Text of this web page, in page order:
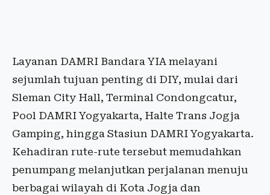
Layanan DAMRI Bandara YIA melayani
sejumlah tujuan penting di DIY, mulai dari
Sleman City Hall, Terminal Condongcatur,
Pool DAMRI Yogyakarta, Halte Trans Jogja
Gamping, hingga Stasiun DAMRI Yogyakarta.
Kehadiran rute-rute tersebut memudahkan
penumpang melanjutkan perjalanan menuju
berbagai wilayah di Kota Jogja dan